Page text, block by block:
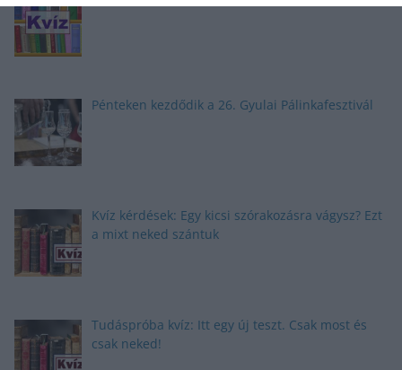
Pénteken kezdődik a 26. Gyulai Pálinkafesztivál
Kvíz kérdések: Egy kicsi szórakozásra vágysz? Ezt
a mixt neked szántuk
Tudáspróba kvíz: Itt egy új teszt. Csak most és
csak neked!